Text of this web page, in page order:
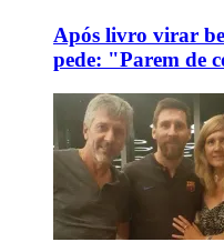
Após livro virar
pede: "Parem de